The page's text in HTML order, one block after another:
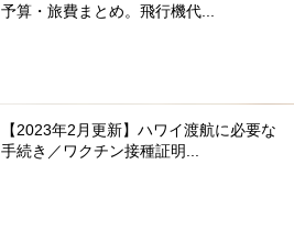
予算・旅費まとめ。飛行機代...
【2023年2月更新】ハワイ渡航に必要な
手続き／ワクチン接種証明...